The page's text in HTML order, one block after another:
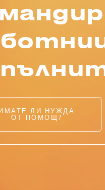
ЛИ НУЖДА
ОТ ПОМОЩ?